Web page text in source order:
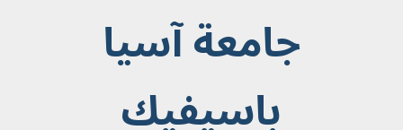
جامعة آسيا
باسيفيك